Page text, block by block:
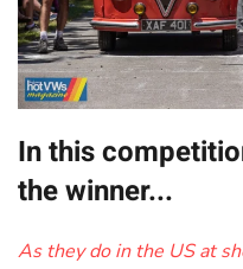
In this
the winner...
As they do in the US at